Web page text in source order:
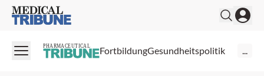
Medical Tribune
PHARMACEUTICAL FortbildungGesundheitspolitik ...